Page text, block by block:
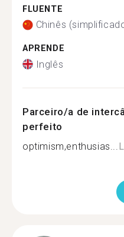
FLUENTE
Chinês
APRENDE
Inglês
Parceiro/a de
perfeito
optimism,enthusias...